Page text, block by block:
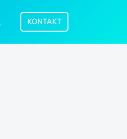
KONTAKT
Suche öffnen